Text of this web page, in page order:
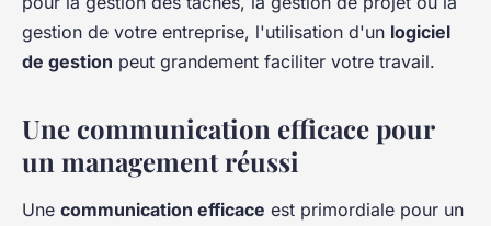
gestion de votre entreprise, l'utilisation d'un logiciel
de gestion peut grandement faciliter votre travail.
Une communication efficace pour
un management réussi
Une communication efficace est primordiale pour un